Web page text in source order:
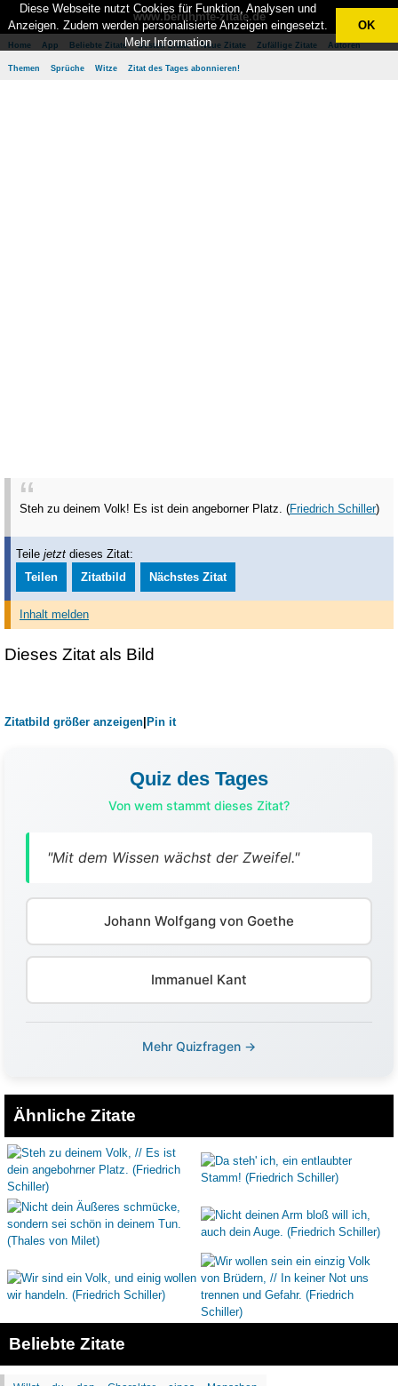
www.berühmte-zitate.de
Home App Beliebte Zitate Besten Zitate Neue Zitate Zufällige Zitate Autoren
Themen Sprüche Witze Zitat des Tages abonnieren!
Steh zu deinem Volk! Es ist dein angeborner Platz. (Friedrich Schiller)
Teilejetzt dieses Zitat:
Teilen
Zitatbild Nächstes Zitat
Inhalt melden
Dieses Zitat als Bild
Zitatbild größer anzeigen Pin it
Quiz des Tages
Von wem stammt dieses Zitat?
"Mit dem Wissen wächst der Zweifel."
Johann Wolfgang von Goethe
Immanuel Kant
Mehr Quizfragen →
Ähnliche Zitate
Beliebte Zitate
Diese Webseite nutzt Cookies für Funktion, Analysen und
Anzeigen. Zudem werden personalisierte Anzeigen eingesetzt.
Mehr Information
OK